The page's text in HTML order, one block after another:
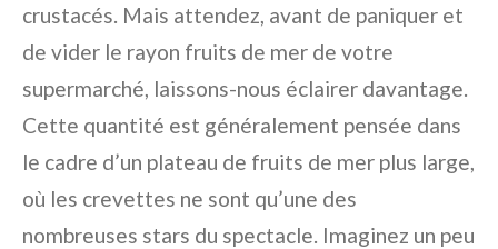
crustacés. Mais attendez, avant de paniquer et
de vider le rayon fruits de mer de votre
supermarché, laissons-nous éclairer davantage.
Cette quantité est généralement pensée dans
le cadre d’un plateau de fruits de mer plus large,
où les crevettes ne sont qu’une des
nombreuses stars du spectacle. Imaginez un peu